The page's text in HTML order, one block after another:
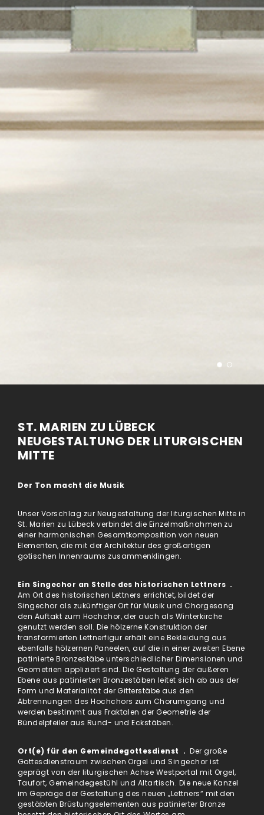
ST. MARIEN ZU LÜBECK
NEUGESTALTUNG DER LITURGISCHEN
MITTE
Der Ton macht die Musik
Unser Vorschlag zur Neugestaltung der liturgischen Mitte in
St. Marien zu Lübeck verbindet die Einzelmaßnahmen zu
einer harmonischen Gesamtkomposition von neuen
Elementen, die mit der Architektur des großartigen
gotischen Innenraums zusammenklingen.
Ein Singechor an Stelle des historischen Lettners .
Am Ort des historischen Lettners errichtet, bildet der
Singechor als zukünftiger Ort für Musik und Chorgesang
den Auftakt zum Hochchor, der auch als Winterkirche
genutzt werden soll. Die hölzerne Konstruktion der
transformierten Lettnerfigur erhält eine Bekleidung aus
ebenfalls hölzernen Paneelen, auf die in einer zweiten Ebene
patinierte Bronzestäbe unterschiedlicher Dimensionen und
Geometrien appliziert sind. Die Gestaltung der äußeren
Ebene aus patinierten Bronzestäben leitet sich ab aus der
Form und Materialität der Gitterstäbe aus den
Abtrennungen des Hochchors zum Chorumgang und
werden bestimmt aus Fraktalen der Geometrie der
Bündelpfeiler aus Rund- und Eckstäben.
Ort(e) für den Gemeindegottesdienst .Der große
Gottesdienstraum zwischen Orgel und Singechor ist
geprägt von der liturgischen Achse Westportal mit Orgel,
Taufort, Gemeindegestühl und Altartisch. Die neue Kanzel
im Gepräge der Gestaltung des neuen „Lettners“ mit den
gestäbten Brüstungselementen aus patinierter Bronze